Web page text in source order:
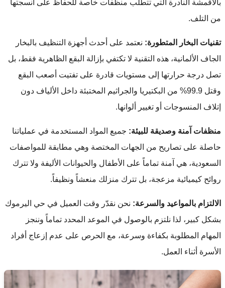
بالأقمشة النادرة التي تتطلب منظفات خاصة للحفاظ على أنسجتها
من التلف.
تقنيات البخار المتطورة: نعتمد على أحدث أجهزة التنظيف بالبخار
الجاف الألمانية، هذه التقنية لا تكتفي بإزالة البقع الظاهرية فقط، بل
تصل درجة حرارتها إلى مستويات قادرة على تفتيت أصعب البقع
وقتل 99.9% من البكتيريا والجراثيم المختبئة داخل الألياف دون
إتلاف المنسوجات أو تغيير ألوانها.
منظفات آمنة وصديقة للبيئة: جميع المواد المستخدمة في عملياتنا
حاصلة على تصاريح من الجهات المختصة وهي مطابقة للمواصفات
السعودية، هي آمنة تماماً على الأطفال والحيوانات الأليفة ولا تترك
روائح كيميائية مزعجة، بل تترك منزلك منعشاً ونظيفاً.
الالتزام بالمواعيد والسرعة: نحن نقدّر وقت العميل في حي اليرموك
بشكل كبير، لذا نلتزم بالوصول في الموعد المحدد تماماً وننجز
المهام المطلوبة بكفاءة وسرعة، مع الحرص على عدم إزعاج أفراد
الأسرة أثناء العمل.